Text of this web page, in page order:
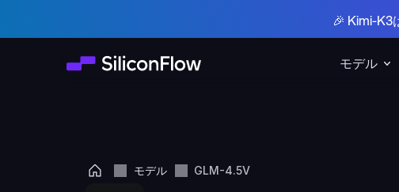
モデル
🎉 Kimi-K3
モデル GLM-4.5V